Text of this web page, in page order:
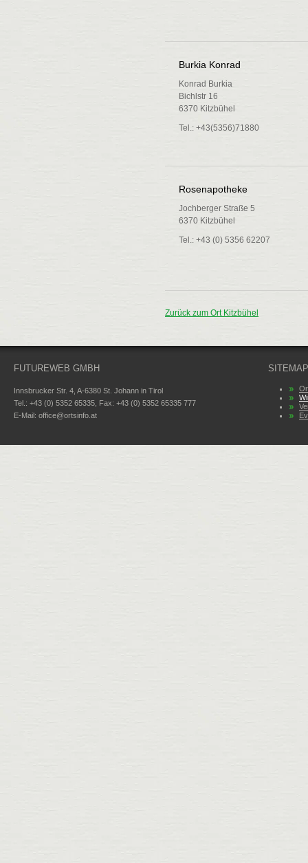
Burkia Konrad
Konrad Burkia
Bichlstr 16
6370 Kitzbühel
Tel.: +43(5356)71880
Rosenapotheke
Jochberger Straße 5
6370 Kitzbühel
Tel.: +43 (0) 5356 62207
Zurück zum Ort Kitzbühel
FUTUREWEB GMBH
Innsbrucker Str. 4, A-6380 St. Johann in Tirol
Tel.: +43 (0) 5352 65335, Fax: +43 (0) 5352 65335 777
E-Mail: office@ortsinfo.at
SITEMAP